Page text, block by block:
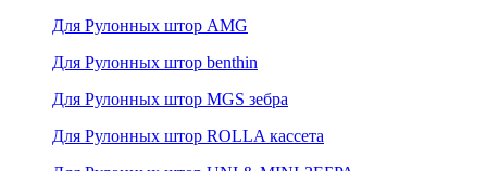
Для Рулонных штор AMG
Для Рулонных штор benthin
Для Рулонных штор MGS зебра
Для Рулонных штор ROLLA кассета